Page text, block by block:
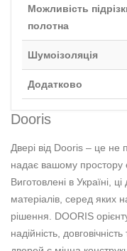
Можливість
полотна
Шумоізоляція
Додатково
Dooris
Двері від Dooris – це не
надає вашому простору
Виготовлені в Україні,
матеріалів, серед яких
рішення. DOORIS
надійність,